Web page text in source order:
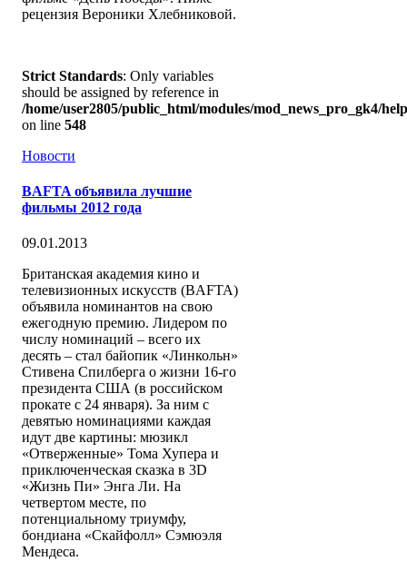
рецензия Вероники Хлебниковой.
Strict Standards: Only variables
should be assigned by reference in
/home/user2805/public_html/modules/mod_news_pro_gk4/
on line 548
Новости
BAFTA объявила лучшие
фильмы 2012 года
09.01.2013
Британская академия кино и
телевизионных искусств (BAFTA)
объявила номинантов на свою
ежегодную премию. Лидером по
числу номинаций – всего их
десять – стал байопик «Линкольн»
Стивена Спилберга о жизни 16-го
президента США (в российском
прокате с 24 января). За ним с
девятью номинациями каждая
идут две картины: мюзикл
«Отверженные» Тома Хупера и
приключенческая сказка в 3D
«Жизнь Пи» Энга Ли. На
четвертом месте, по
потенциальному триумфу,
бондиана «Скайфолл» Сэмюэля
Мендеса.